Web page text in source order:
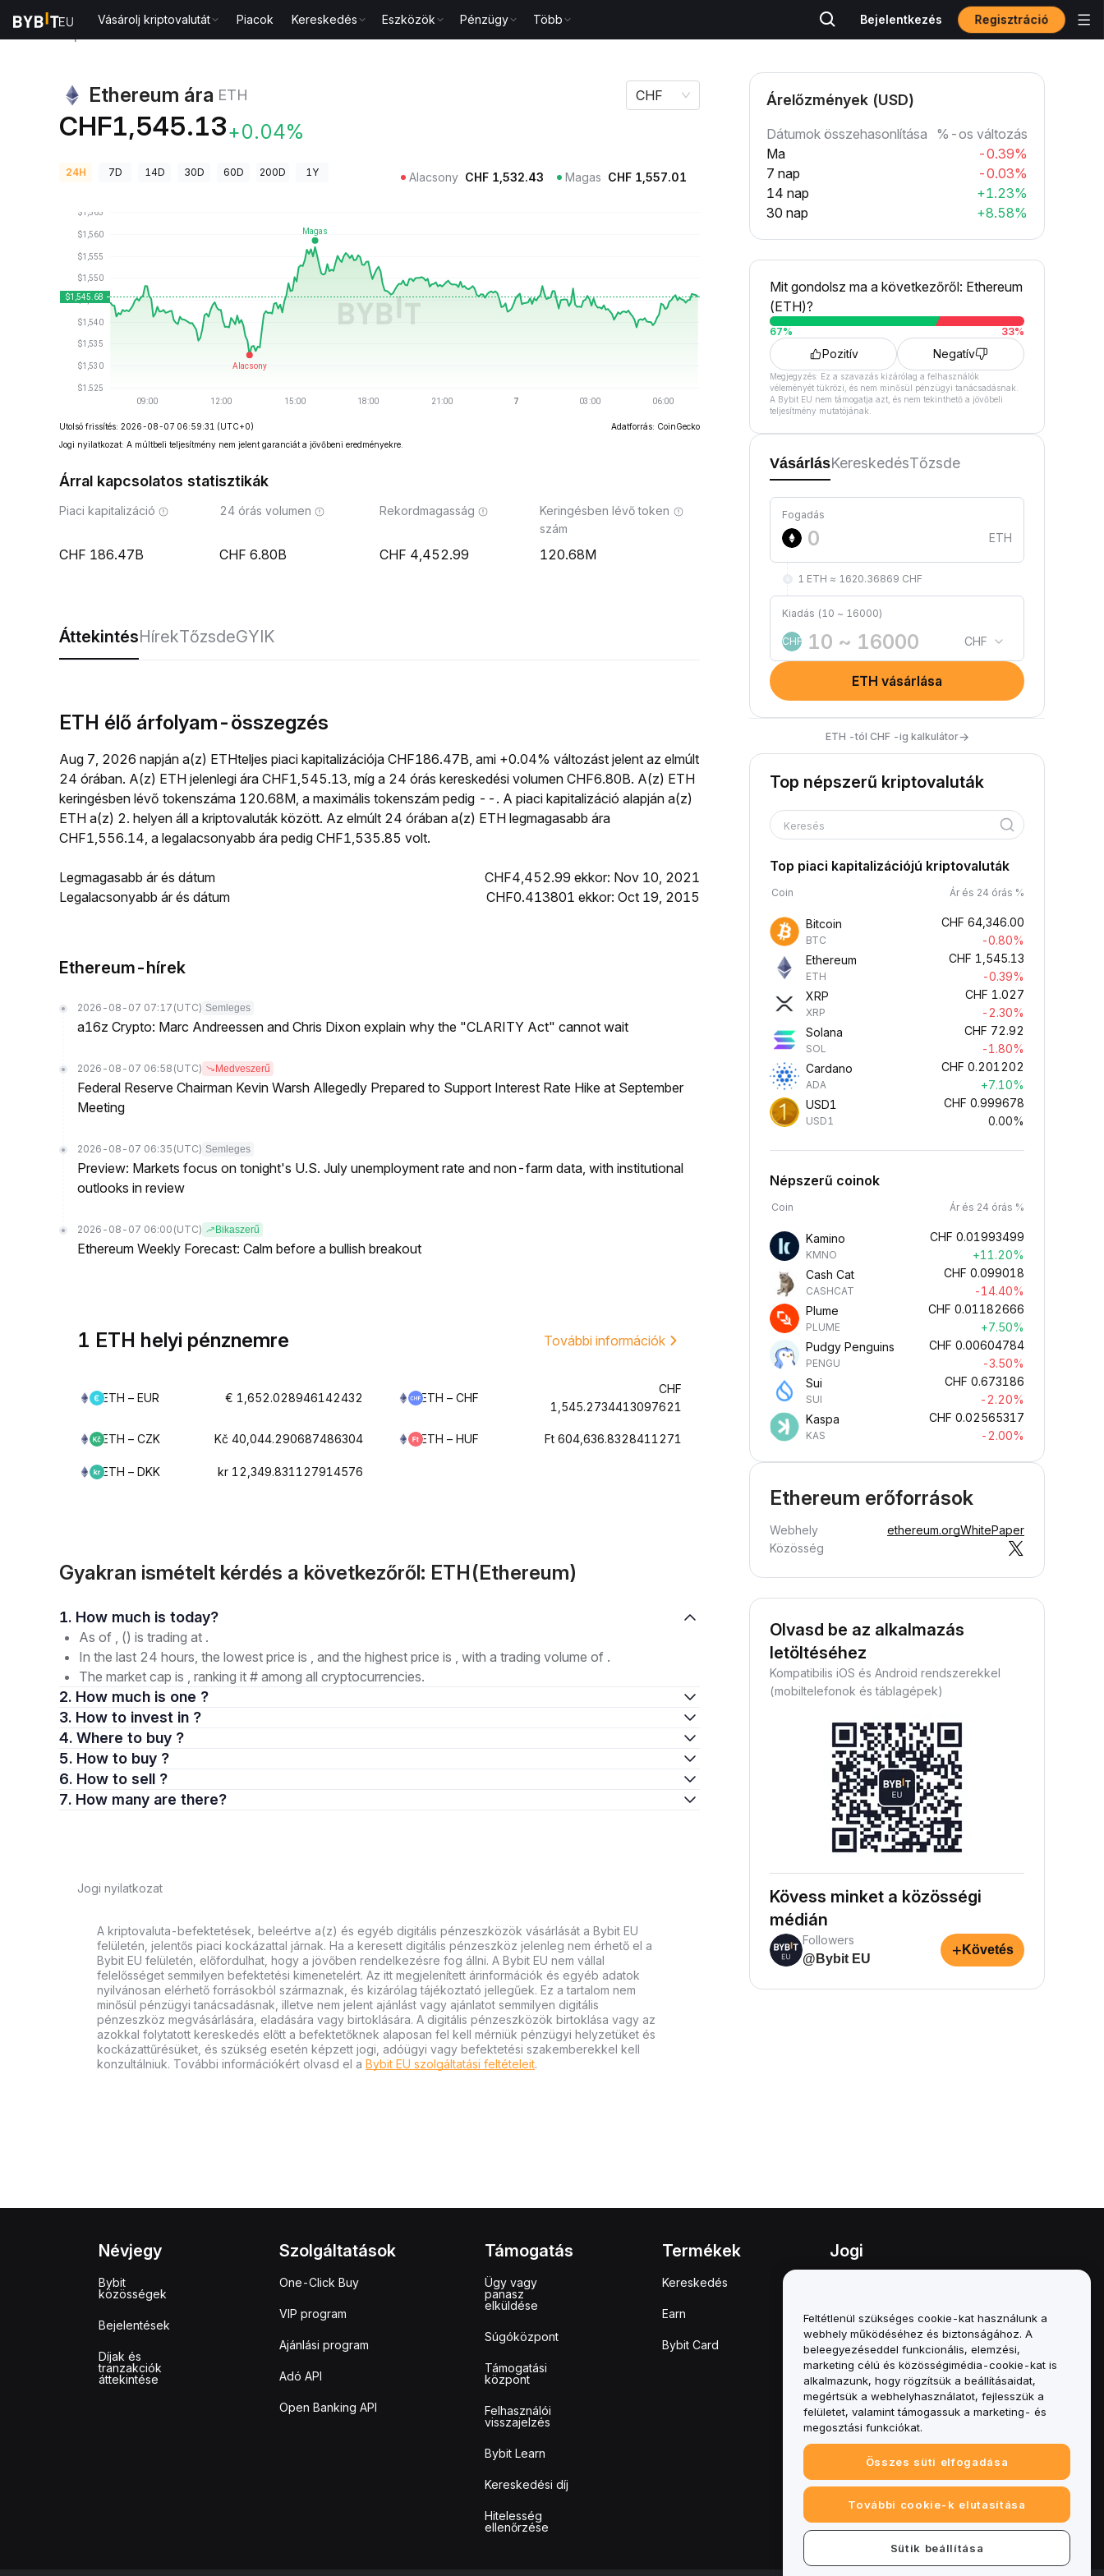
Vásárolj kriptovalutát Piacok Kereskedés Eszközök Pénzügy Több Bejelentkezés Regisztráció
Ethereum ára ETH
CHF1,545.13+0.04%
CHF
24H 7D 14D 30D 60D 200D 1Y Alacsony CHF 1,532.43 Magas CHF 1,557.01
Utolsó frissítés: 2026-08-07 06:59:31 (UTC+0)
Adatforrás: CoinGecko
Jogi nyilatkozat: A múltbeli teljesítmény nem jelent garanciát a jövőbeni eredményekre.
Árral kapcsolatos statisztikák
Piaci kapitalizáció
186.47B
24 órás volumen
6.80B
Rekordmagasság
4,452.99
Keringésben lévő token
szám
120.68M
ÁttekintésHírekTőzsdeGYIK
ETH élő árfolyam-összegzés
Aug 7, 2026 napján a(z) ETHteljes piaci kapitalizációja CHF186.47B, ami +0.04% változást jelent az elmúlt
24 órában. A(z) ETH jelenlegi ára CHF1,545.13, míg a 24 órás kereskedési volumen CHF6.80B. A(z) ETH
keringésben lévő tokenszáma 120.68M, a maximális tokenszám pedig --. A piaci kapitalizáció alapján a(z)
ETH a(z) 2. helyen áll a kriptovaluták között. Az elmúlt 24 órában a(z) ETH legmagasabb ára
CHF1,556.14, a legalacsonyabb ára pedig CHF1,535.85 volt.
Legmagasabb ár és dátum
CHF4,452.99 ekkor: Nov 10, 2021
Legalacsonyabb ár és dátum
CHF0.413801 ekkor: Oct 19, 2015
Ethereum-hírek
2026-08-07 07:17 (UTC) Semleges
a16z Crypto: Marc Andreessen and Chris Dixon explain why the "CLARITY Act" cannot wait
2026-08-07 06:58 (UTC) Medveszerű
Federal Reserve Chairman Kevin Warsh Allegedly Prepared to Support Interest Rate Hike at September
Meeting
2026-08-07 06:35 (UTC) Semleges
Preview: Markets focus on tonight's U.S. July unemployment rate and non-farm data, with institutional
outlooks in review
2026-08-07 06:00 (UTC) Bikaszerű
Ethereum Weekly Forecast: Calm before a bullish breakout
1 ETH helyi pénznemre További információk
ETH – EUR € 1,652.028946142432 ETH – CHF
CHF
1,545.2734413097621
ETH – CZK Kč 40,044.290687486304 ETH – HUF Ft 604,636.8328411271
ETH – DKK kr 12,349.831127914576
Gyakran ismételt kérdés a következőről: ETH(Ethereum)
1. How much is today?
As of , () is trading at .
In the last 24 hours, the lowest price is , and the highest price is , with a trading volume of .
The market cap is , ranking it # among all cryptocurrencies.
2. How much is one ?
3. How to invest in ?
4. Where to buy ?
5. How to buy ?
6. How to sell ?
7. How many are there?
Jogi nyilatkozat
A kriptovaluta-befektetések, beleértve a(z) és egyéb digitális pénzeszközök vásárlását a Bybit EU
felületén, jelentős piaci kockázattal járnak. Ha a keresett digitális pénzeszköz jelenleg nem érhető el a
Bybit EU felületén, előfordulhat, hogy a jövőben rendelkezésre fog állni. A Bybit EU nem vállal
felelősséget semmilyen befektetési kimenetelért. Az itt megjelenített árinformációk és egyéb adatok
nyilvánosan elérhető forrásokból származnak, és kizárólag tájékoztató jellegűek. Ez a tartalom nem
minősül pénzügyi tanácsadásnak, illetve nem jelent ajánlást vagy ajánlatot semmilyen digitális
pénzeszköz megvásárlására, eladására vagy birtoklására. A digitális pénzeszközök birtoklása vagy az
azokkal folytatott kereskedés előtt a befektetőknek alaposan fel kell mérniük pénzügyi helyzetüket és
kockázattűrésüket, és szükség esetén képzett jogi, adóügyi vagy befektetési szakemberekkel kell
konzultálniuk. További információkért olvasd el a Bybit EU szolgáltatási feltételeit.
Árelőzmények (USD)
Dátumok összehasonlítása
%-os változás
Ma
-0.39%
7 nap
-0.03%
14 nap
+1.23%
30 nap
+8.58%
Mit gondolsz ma a következőről: Ethereum
(ETH)?
67% 33%
Pozitív Negatív
Megjegyzés: Ez a szavazás kizárólag a felhasználók
véleményét tükrözi, és nem minősül pénzügyi tanácsadásnak.
A Bybit EU nem támogatja azt, és nem tekinthető a jövőbeli
teljesítmény mutatójának.
VásárlásKereskedésTőzsde
Fogadás
ETH
1 ETH ≈ 1620.36869 CHF
Kiadás (10 ~ 16000)
CHF CHF
ETH vásárlása
ETH -tól CHF -ig kalkulátor→
Top népszerű kriptovaluták
Keresés
Top piaci kapitalizációjú kriptovaluták
Coin Ár és 24 órás %
Bitcoin
BTC
CHF 64,346.00
-0.80%
Ethereum
ETH
CHF 1,545.13
-0.39%
XRP
XRP
CHF 1.027
-2.30%
Solana
SOL
CHF 72.92
-1.80%
Cardano
ADA
CHF 0.201202
+7.10%
USD1
USD1
CHF 0.999678
0.00%
Népszerű coinok
Coin Ár és 24 órás %
Kamino
KMNO
CHF 0.01993499
+11.20%
Cash Cat
CASHCAT
CHF 0.099018
-14.40%
Plume
PLUME
CHF 0.01182666
+7.50%
Pudgy Penguins
PENGU
CHF 0.00604784
-3.50%
Sui
SUI
CHF 0.673186
-2.20%
Kaspa
KAS
CHF 0.02565317
-2.00%
Ethereum erőforrások
Webhely ethereum.orgWhitePaper
Közösség
Olvasd be az alkalmazás
letöltéséhez
Kompatibilis iOS és Android rendszerekkel
(mobiltelefonok és táblagépek)
Kövess minket a közösségi
médián
Followers
@Bybit EU
+ Követés
Névjegy
Bybit
közösségek
Bejelentések
Díjak és
tranzakciók
áttekintése
Szolgáltatások
One-Click Buy
VIP program
Ajánlási program
Adó API
Open Banking API
Támogatás
Ügy vagy
panasz
elküldése
Súgóközpont
Támogatási
központ
Felhasználói
visszajelzés
Bybit Learn
Kereskedési díj
Hitelesség
ellenőrzése
Termékek
Kereskedés
Earn
Bybit Card
Jogi
A letétkezelési és
adminisztrációs szabályzat
összefoglalója
ESG-információk
Crypto-Asset White Papers
Feltétlenül szükséges cookie-kat használunk a
webhely működéséhez és biztonságához. A
beleegyezéseddel funkcionális, elemzési,
marketing célú és közösségimédia-cookie-kat is
alkalmazunk, hogy rögzítsük a beállításaidat,
megértsük a webhelyhasználatot, fejlesszük a
felületet, valamint támogassuk a marketing- és
megosztási funkciókat.
Összes süti elfogadása
További cookie-k elutasítása
Sütik beállítása